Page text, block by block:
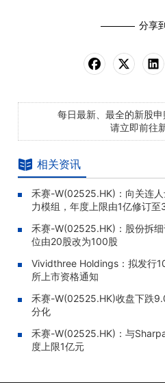
分享
每日最新、最全的新股申
请立即前往
相关资讯
禾赛-W(02525.HK)：向关连
力模组，年度上限由1亿修订至
禾赛-W(02525.HK)：股份拆
位由20股改为100股
Vividthree Holdings：拟发行
所上市资格通知
禾赛-W(02525.HK)收盘下跌
分化
禾赛-W(02525.HK)：与
度上限1亿元